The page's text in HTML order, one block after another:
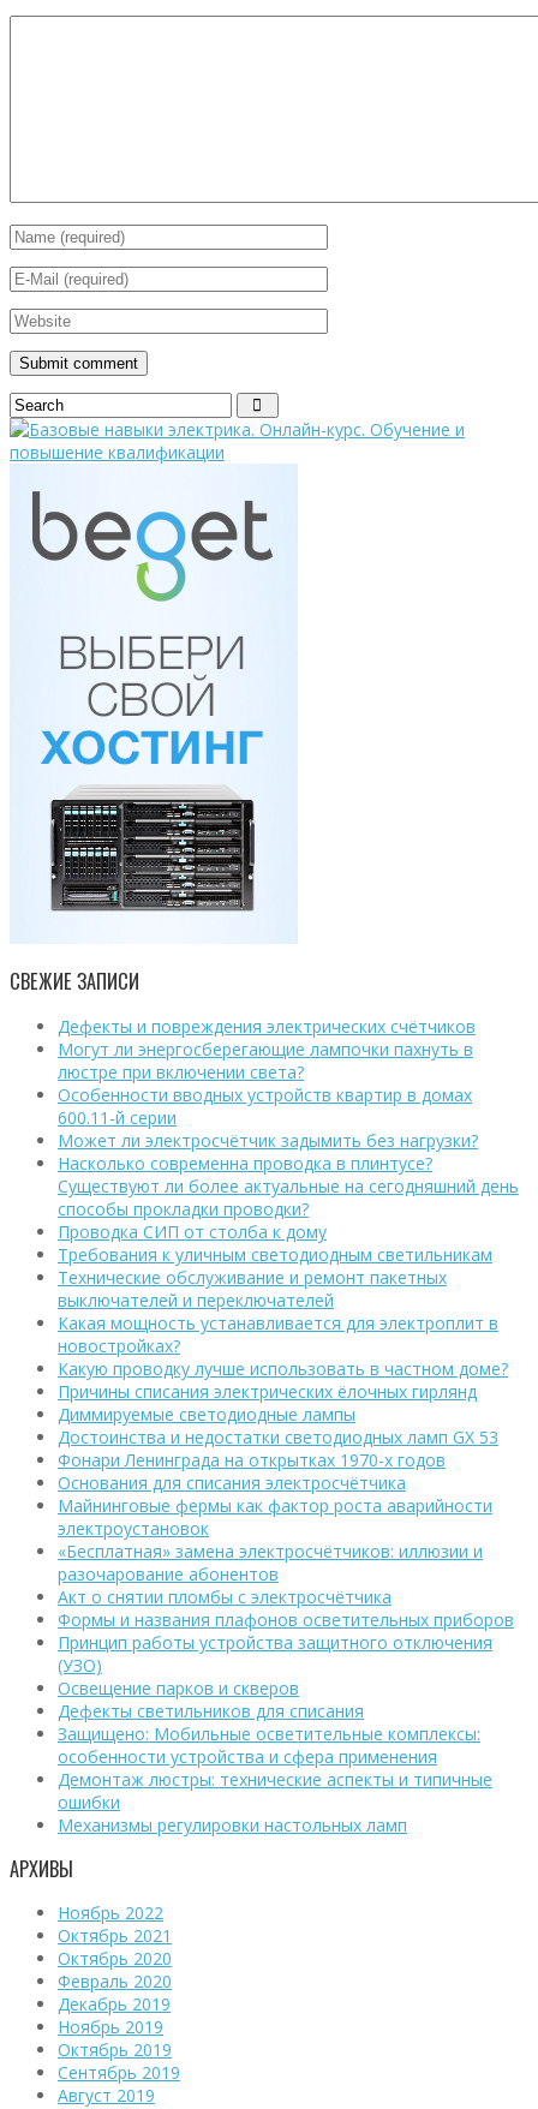
СВЕЖИЕ ЗАПИСИ
Дефекты и повреждения электрических счётчиков
Могут ли энергосберегающие лампочки пахнуть в
люстре при включении света?
Особенности вводных устройств квартир в домах
600.11-й серии
Может ли электросчётчик задымить без нагрузки?
Насколько современна проводка в плинтусе?
Существуют ли более актуальные на сегодняшний день
способы прокладки проводки?
Проводка СИП от столба к дому
Требования к уличным светодиодным светильникам
Технические обслуживание и ремонт пакетных
выключателей и переключателей
Какая мощность устанавливается для электроплит в
новостройках?
Какую проводку лучше использовать в частном доме?
Причины списания электрических ёлочных гирлянд
Диммируемые светодиодные лампы
Достоинства и недостатки светодиодных ламп GX 53
Фонари Ленинграда на открытках 1970-х годов
Основания для списания электросчётчика
Майнинговые фермы как фактор роста аварийности
электроустановок
«Бесплатная» замена электросчётчиков: иллюзии и
разочарование абонентов
Акт о снятии пломбы с электросчётчика
Формы и названия плафонов осветительных приборов
Принцип работы устройства защитного отключения
(УЗО)
Освещение парков и скверов
Дефекты светильников для списания
Защищено: Мобильные осветительные комплексы:
особенности устройства и сфера применения
Демонтаж люстры: технические аспекты и типичные
ошибки
Механизмы регулировки настольных ламп
АРХИВЫ
Ноябрь 2022
Октябрь 2021
Октябрь 2020
Февраль 2020
Декабрь 2019
Ноябрь 2019
Октябрь 2019
Сентябрь 2019
Август 2019